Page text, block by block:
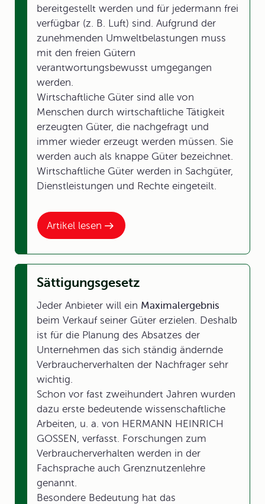
Artikel lesen
bereitgestellt werden und für jedermann frei
verfügbar (z. B. Luft) sind. Aufgrund der
zunehmenden Umweltbelastungen muss
mit den freien Gütern
verantwortungsbewusst umgegangen
werden.
Wirtschaftliche Güter sind alle von
Menschen durch wirtschaftliche Tätigkeit
erzeugten Güter, die nachgefragt und
immer wieder erzeugt werden müssen. Sie
werden auch als knappe Güter bezeichnet.
Wirtschaftliche Güter werden in Sachgüter,
Dienstleistungen und Rechte eingeteilt.
Sättigungsgesetz
Jeder Anbieter will ein Maximalergebnis
beim Verkauf seiner Güter erzielen. Deshalb
ist für die Planung des Absatzes der
Unternehmen das sich ständig ändernde
Verbraucherverhalten der Nachfrager sehr
wichtig.
Schon vor fast zweihundert Jahren wurden
dazu erste bedeutende wissenschaftliche
Arbeiten, u. a. von HERMANN HEINRICH
GOSSEN, verfasst. Forschungen zum
Verbraucherverhalten werden in der
Fachsprache auch Grenznutzenlehre
genannt.
Besondere Bedeutung hat das